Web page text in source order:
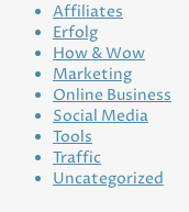
Affiliates
Erfolg
How & Wow
Marketing
Online Business
Social Media
Tools
Traffic
Uncategorized